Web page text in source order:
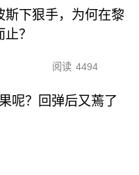
斯下狠手，为何在黎
？
阅读 4494
呢？回弹后又蔫了